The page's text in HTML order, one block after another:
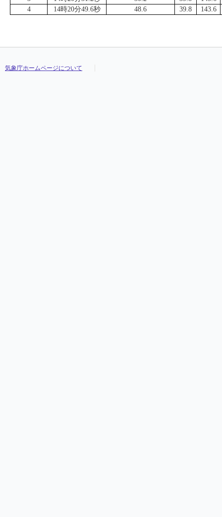
4
14時20分49.6秒 48.6 39.8 143.6
気象庁ホームページについて